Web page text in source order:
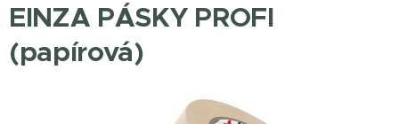
EINZA PÁSKY PROFI
(papírová)